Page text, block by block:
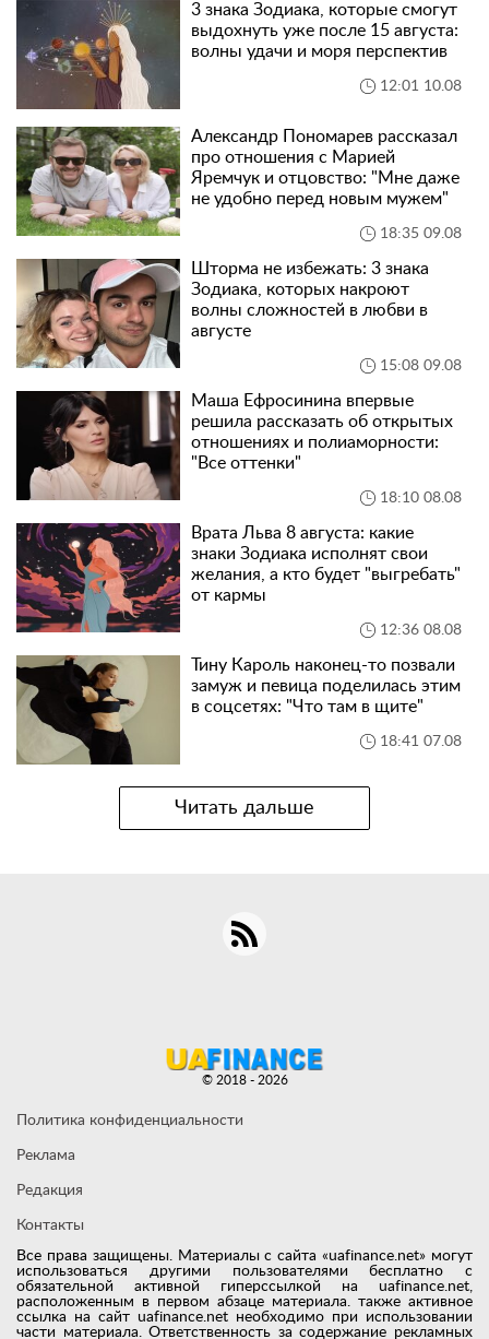
3 знака Зодиака, которые смогут
выдохнуть уже после 15 августа:
волны удачи и моря перспектив
12:01 10.08
Александр Пономарев рассказал
про отношения с Марией
Яремчук и отцовство: "Мне даже
не удобно перед новым мужем"
18:35 09.08
Шторма не избежать: 3 знака
Зодиака, которых накроют
волны сложностей в любви в
августе
15:08 09.08
Маша Ефросинина впервые
решила рассказать об открытых
отношениях и полиаморности:
"Все оттенки"
18:10 08.08
Врата Льва 8 августа: какие
знаки Зодиака исполнят свои
желания, а кто будет "выгребать"
от кармы
12:36 08.08
Тину Кароль наконец-то позвали
замуж и певица поделилась этим
в соцсетях: "Что там в щите"
18:41 07.08
Читать дальше
Все права защищены. Материалы с сайта «uafinance.net» могут
использоваться другими пользователями бесплатно с
обязательной активной гиперссылкой на uafinance.net,
расположенным в первом абзаце материала. также активное
ссылка на сайт uafinance.net необходимо при использовании
части материала. Ответственность за содержание рекламных
Политика конфиденциальности
Реклама
Редакция
Контакты
© 2018 - 2026